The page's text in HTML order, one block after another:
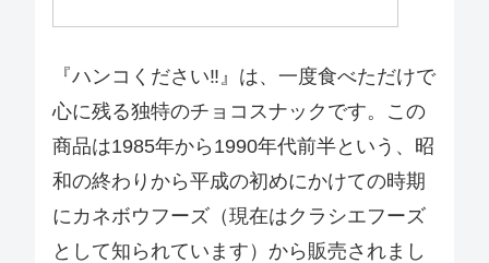
『ハンコください‼』は、一度食べただけで
心に残る独特のチョコスナックです。この
商品は1985年から1990年代前半という、昭
和の終わりから平成の初めにかけての時期
にカネボウフーズ（現在はクラシエフーズ
として知られています）から販売されまし